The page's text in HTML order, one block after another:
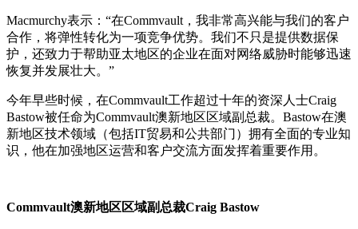
Macmurchy表示：“在Commvault，我非常高兴能与我们的客户
合作，将弹性转化为一项竞争优势。我们不只是提供数据保
护，还致力于帮助亚太地区的企业在面对网络威胁时能够迅速
恢复并发展壮大。”
今年早些时候，在Commvault工作超过十年的资深人士Craig
Bastow被任命为Commvault澳新地区区域副总裁。Bastow在澳
新地区技术领域（包括IT贸易和公共部门）拥有全面的专业知
识，他在加强地区运营和客户交流方面发挥着重要作用。
Commvault澳新地区区域副总裁Craig Bastow